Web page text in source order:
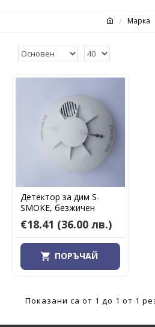
Марка
Детектор за дим S-
SMOKE, безжичен
€18.41 (36.00 лв.)
ПОРЪЧАЙ
Показани са от 1 до 1 от 1